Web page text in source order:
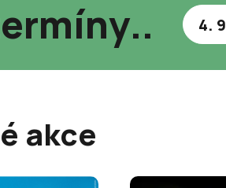
4.
akce